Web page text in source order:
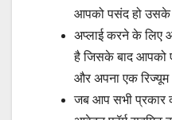
आपको पसंद हो उसके
अप्लाई करने के लिए
है जिसके बाद आपको
और अपना एक रिज्यूम
जब आप सभी प्रकार